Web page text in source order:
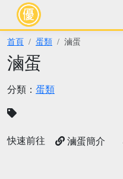
首頁 蛋類 滷蛋
滷蛋
分類： 蛋類
快速前往 滷蛋簡介